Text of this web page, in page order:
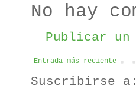
No hay
Publicar un
Entrada más reciente
Suscribirse